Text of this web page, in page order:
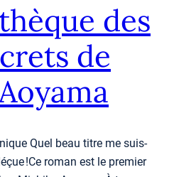
des
de
Quel beau titre me suis-
!Ce roman est le premier